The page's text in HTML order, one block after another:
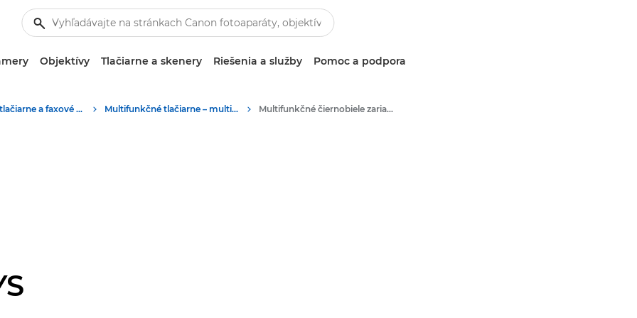
Objektívy Tlačiarne a skenery Riešenia a služby Pomoc a podpora
Podnikové tlačiarne a faxové zariadenia Multifunkčné tlačiarne – multifunkčné zariadenia Multifunkčné čiernobiele zariadenia